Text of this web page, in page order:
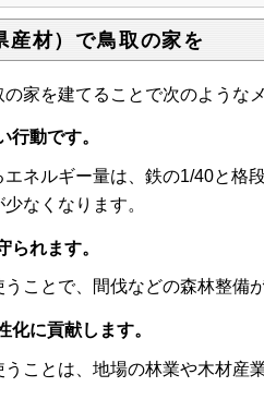
産材）で鳥取の家を
家を建てることで次のような
行動です。
ネルギー量は、鉄の1/40と格
なくなります。
られます。
ことで、間伐などの森林整備
化に貢献します。
ことは、地場の林業や木材産